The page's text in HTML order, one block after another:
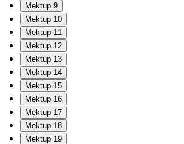
Mektup 9
Mektup 10
Mektup 11
Mektup 12
Mektup 13
Mektup 14
Mektup 15
Mektup 16
Mektup 17
Mektup 18
Mektup 19